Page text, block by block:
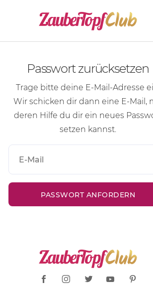
Passwort zurücksetzen
Trage bitte deine E-Mail-Adresse
Wir schicken dir dann eine E-Mail ,
deren Hilfe du dir ein neues
setzen kannst.